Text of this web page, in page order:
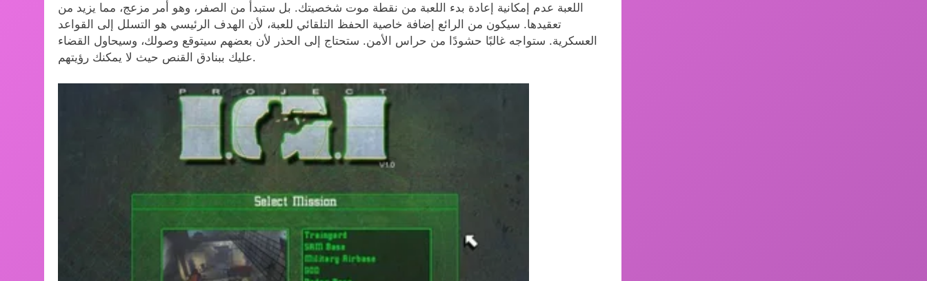
اللعبة عدم إمكانية إعادة بدء اللعبة من نقطة موت شخصيتك. بل ستبدأ من الصفر، وهو أمر مزعج، مما يزيد من
تعقيدها. سيكون من الرائع إضافة خاصية الحفظ التلقائي للعبة، لأن الهدف الرئيسي هو التسلل إلى القواعد
العسكرية. ستواجه غالبًا حشودًا من حراس الأمن. ستحتاج إلى الحذر لأن بعضهم سيتوقع وصولك، وسيحاول القضاء
عليك ببنادق القنص حيث لا يمكنك رؤيتهم.